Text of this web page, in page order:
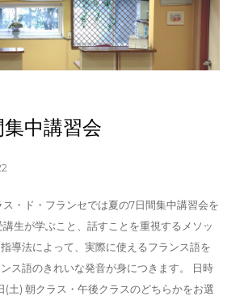
中講習会
・ド・フランセでは夏の7日間集中講習会を
生が学ぶこと、話すことを重視するメソッ
導法によって、実際に使えるフランス語を
ス語のきれいな発音が身につきます。 日時
(土) 朝クラス・午後クラスのどちらかをお選